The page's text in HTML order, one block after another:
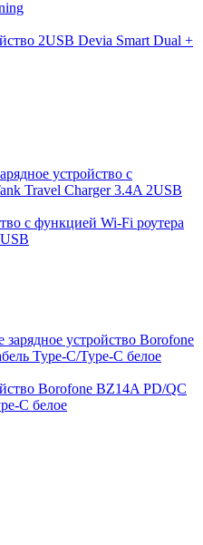
2USB Devia Smart Dual +
с функцией Wi-Fi роутера
Borofone BZ14A PD/QC
C белое